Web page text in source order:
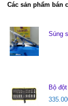
Các sản phẩm bán
Súng
Bộ